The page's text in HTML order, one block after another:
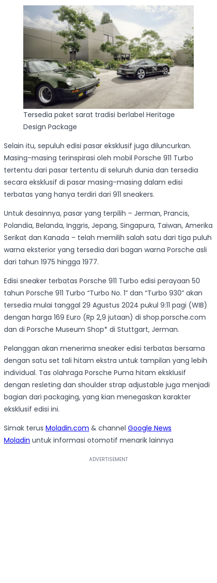
Tersedia paket sarat tradisi berlabel Heritage
Design Package
Selain itu, sepuluh edisi pasar eksklusif juga diluncurkan.
Masing-masing terinspirasi oleh mobil Porsche 911 Turbo
tertentu dari pasar tertentu di seluruh dunia dan tersedia
secara eksklusif di pasar masing-masing dalam edisi
terbatas yang hanya terdiri dari 911 sneakers.
Untuk desainnya, pasar yang terpilih – Jerman, Prancis,
Polandia, Belanda, Inggris, Jepang, Singapura, Taiwan, Amerika
Serikat dan Kanada – telah memilih salah satu dari tiga puluh
warna eksterior yang tersedia dari bagan warna Porsche asli
dari tahun 1975 hingga 1977.
Edisi sneaker terbatas Porsche 911 Turbo edisi perayaan 50
tahun Porsche 911 Turbo “Turbo No. 1” dan “Turbo 930” akan
tersedia mulai tanggal 29 Agustus 2024 pukul 9:11 pagi (WIB)
dengan harga 169 Euro (Rp 2,9 jutaan) di shop.porsche.com
dan di Porsche Museum Shop* di Stuttgart, Jerman.
Pelanggan akan menerima sneaker edisi terbatas bersama
dengan satu set tali hitam ekstra untuk tampilan yang lebih
individual. Tas olahraga Porsche Puma hitam eksklusif
dengan resleting dan shoulder strap adjustable juga menjadi
bagian dari packaging, yang kian menegaskan karakter
eksklusif edisi ini.
Simak terus Moladin.com & channel Google News
Moladin untuk informasi otomotif menarik lainnya